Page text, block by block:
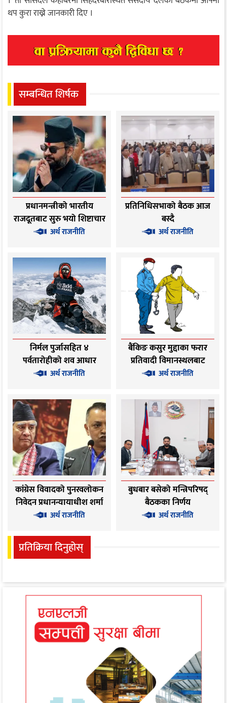
थप कुरा राख्ने जानकारी दिए ।
सम्बन्धित शिर्षक
प्रधानमन्त्रीको भारतीय
राजदूतबाट सुरु भयो शिष्टाचार
भेटवार्ता
अर्थ राजनीति
प्रतिनिधिसभाको बैठक आज
बस्दै
अर्थ राजनीति
निर्मल पुर्जासहित ४
पर्वतारोहीको शव आधार
शिविर ल्याइयो
अर्थ राजनीति
बैंकिङ कसुर मुद्दाका फरार
प्रतिवादी विमानस्थलबाट
पक्राउ
अर्थ राजनीति
कांग्रेस विवादको पुनरवलोकन
निवेदन प्रधानन्यायाधीश शर्मा
सहितको इजलासमा
अर्थ राजनीति
बुधबार बसेको मन्त्रिपरिषद्
बैठकका निर्णय
अर्थ राजनीति
प्रतिक्रिया दिनुहोस्